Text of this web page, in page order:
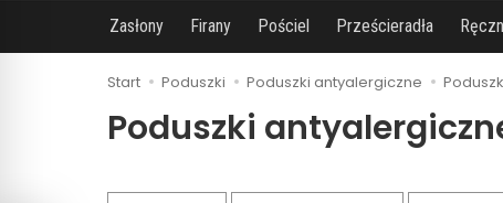
Zasłony Firany Pościel Prześcieradła
Start Poduszki Poduszki antyalergiczne
Poduszki